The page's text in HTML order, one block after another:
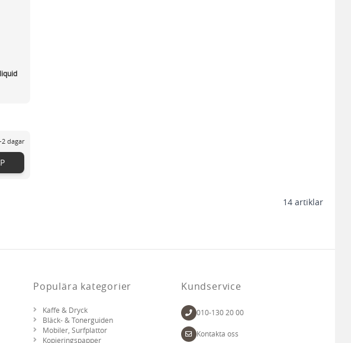
2 dagar
14 artiklar
Populära kategorier
Kaffe & Dryck
Bläck- & Tonerguiden
Mobiler, Surfplattor
Kopieringspapper
Kundservice
010-130 20 00
Kontakta oss